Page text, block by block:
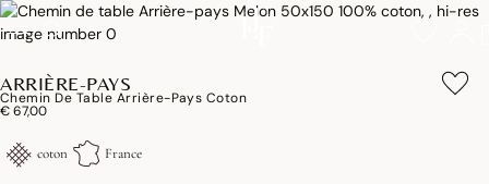
ARRIÈRE-PAYS
Chemin De Table Arrière-Pays Coton
€ 67,00
coton France